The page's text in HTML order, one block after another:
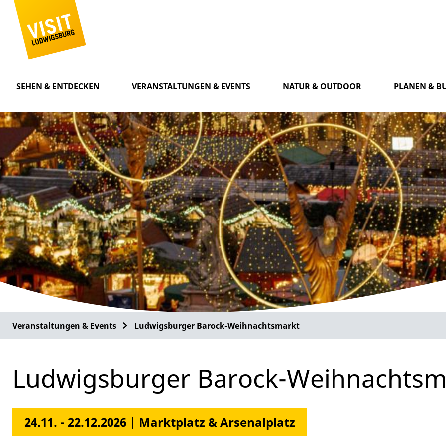
SEHEN & ENTDECKEN VERANSTALTUNGEN & EVENTS NATUR & OUTDOOR PLANEN &
Veranstaltungen & Events Ludwigsburger Barock-Weihnachtsmarkt
Ludwigsburger Barock-
24.11. - 22.12.2026 | Marktplatz & Arsenalplatz